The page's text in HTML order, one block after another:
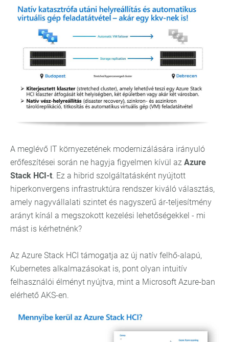
A meglévő IT környezetének modernizálására irányuló
erőfeszítései során ne hagyja figyelmen kívül az Azure
Stack HCI-t. Ez a hibrid szolgáltatásként nyújtott
hiperkonvergens infrastruktúra rendszer kiváló választás,
amely nagyvállalati szintet és nagyszerű ár-teljesítmény
arányt kínál a megszokott kezelési lehetőségekkel - mi
mást is kérhetnénk?
Az Azure Stack HCI támogatja az új natív felhő-alapú,
Kubernetes alkalmazásokat is, pont olyan intuitív
felhasználói élményt nyújtva, mint a Microsoft Azure-ban
elérhető AKS-en.